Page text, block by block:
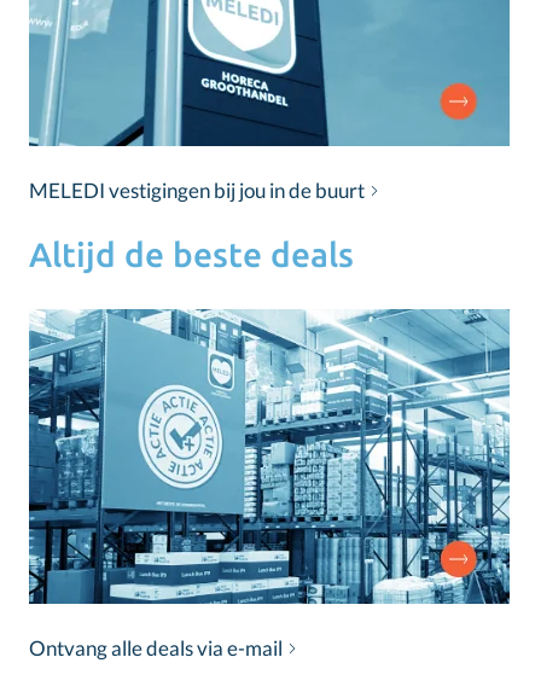
MELEDI vestigingen bij jou in de buurt
Altijd de beste deals
Ontvang alle deals via e-mail